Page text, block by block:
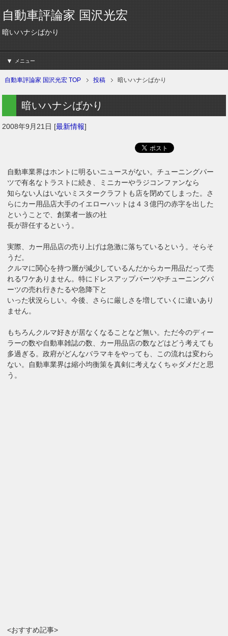
自動車評論家 国沢光宏
暗いハナシばかり
メニュー
自動車評論家 国沢光宏 TOP 投稿 暗いハナシばかり
暗いハナシばかり
2008年9月21日 [最新情報]
自動車業界はホントに明るいニュースがない。チューニングパー
ツで有名なトラストに続き、ミニカーやラジコンファンなら
知らない人はいないミスタークラフトも店を閉めてしまった。さ
らにカー用品店大手のイエローハットは４３億円の赤字を出した
ということで、創業者一族の社
長が辞任するという。
実際、カー用品店の売り上げは急激に落ちているという。そらそ
うだ。
クルマに関心を持つ層が減少しているんだからカー用品だって売
れるワケありません。特にドレスアップパーツやチューニングパ
ーツの売れ行きたるや急降下と
いった状況らしい。今後、さらに厳しさを増していくに違いあり
ません。
もちろんクルマ好きが居なくなることなど無い。ただ今のディー
ラーの数や自動車雑誌の数、カー用品店の数などはどう考えても
多過ぎる。政府がどんなバラマキをやっても、この流れは変わら
ない。自動車業界は縮小均衡策を真剣に考えなくちゃダメだと思
う。
<おすすめ記事>